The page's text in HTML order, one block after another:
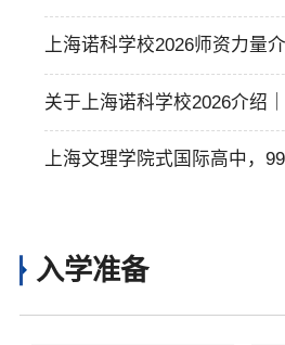
略！
上海诺科学校2026师资力量
助力学生升学！
关于上海诺科学校2026介绍
P课程！
上海文理学院式国际高中，
入学准备